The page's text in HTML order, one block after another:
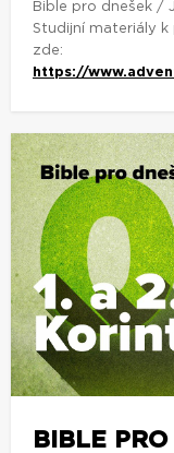
Bible pro dnešek /
Studijní materiály
zde:
https://
BIBLE